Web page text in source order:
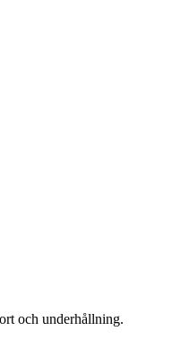
och underhållning.